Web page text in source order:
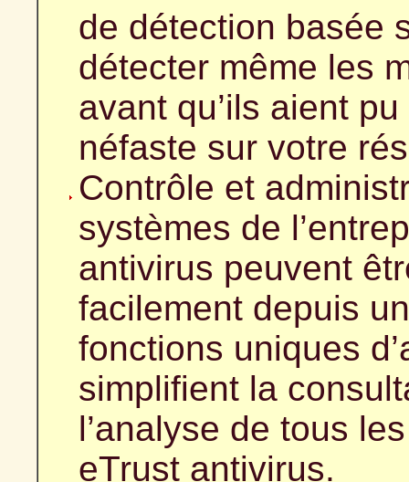
de détection basée
détecter même les
avant qu’ils aient
néfaste sur votre
Contrôle et
systèmes de
antivirus peuvent
facilement depuis
fonctions uniques
simplifient la
l’analyse de tous
eTrust antivirus.